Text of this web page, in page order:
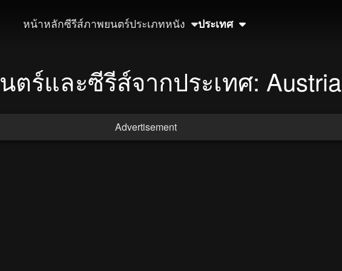
หน้าหลักซีรีส์ภาพยนตร์ประเภทหนัง ประเทศ
ตร์และซีรีส์จากประเทศ: Austria